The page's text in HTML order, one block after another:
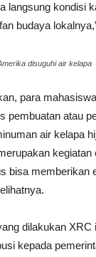
langsung kondisi
budaya
disuguhi air kelapa
para
pembuatan atau
air kelapa
bisa memberikan
dilakukan XRC
kepada